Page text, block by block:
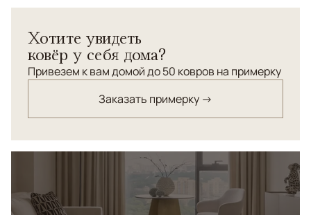
Хотите увидеть
ковёр у себя дома?
Привезем к вам домой до 50 ковров на примерку
Заказать примерку →